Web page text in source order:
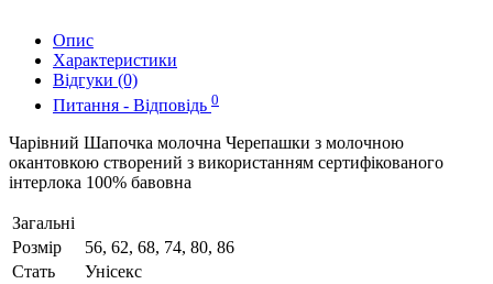
Опис
Характеристики
Відгуки (0)
Питання - Відповідь 0
Чарівний Шапочка молочна Черепашки з молочною
окантовкою створений з використанням сертифікованого
інтерлока 100% бавовна
Загальні
Розмір
56, 62, 68, 74, 80, 86
Стать
Унісекс